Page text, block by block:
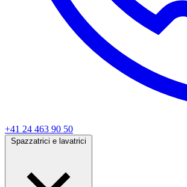
+41 24 463 90 50